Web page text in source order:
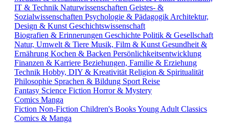
IT & Technik Naturwissenschaften Geistes- &
Sozialwissenschaften Psychologie & Pädagogik Architektur,
Design & Kunst Geschichtswissenschaft
Biografien & Erinnerungen Geschichte Politik & Gesellschaft
Natur, Umwelt & Tiere Musik, Film & Kunst Gesundheit &
Ernährung Kochen & Backen Persönlichkeitsentwicklung
Finanzen & Karriere Beziehungen, Familie & Erziehung
Technik Hobby, DIY & Kreativität Religion & Spiritualität
Philosophie Sprachen & Bildung Sport Reise
Fantasy Science Fiction Horror & Mystery
Comics Manga
Fiction Non-Fiction Children's BooksYoung Adult Classics
Comics & Manga